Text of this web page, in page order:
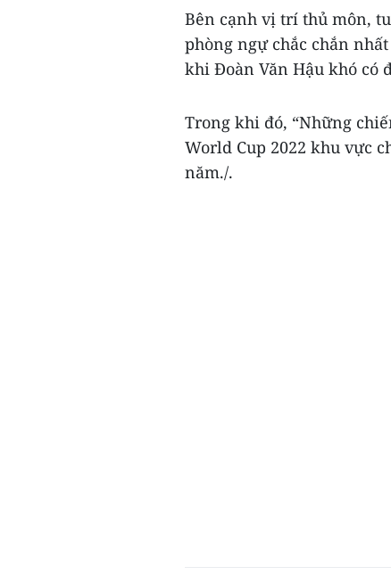
Bên cạnh vị trí thủ môn,
phòng ngự chắc chắn
khi Đoàn Văn Hậu khó có
Trong khi đó, “Những
World Cup 2022 khu vực
năm./.